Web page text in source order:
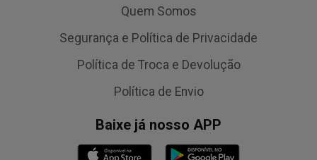
Quem Somos
Segurança e Política de Privacidade
Política de Troca e Devolução
Política de Envio
Baixe já nosso APP